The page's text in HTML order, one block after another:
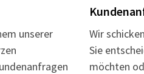
unserer
Wir
Sie
möchten